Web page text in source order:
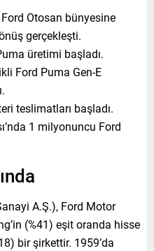
Otosan bünyesine
gerçekleşti.
üretimi başladı.
Ford Puma Gen-E
teslimatları başladı.
1 milyonuncu Ford
A.Ş.), Ford Motor
(%41) eşit oranda hisse
bir şirkettir. 1959’da